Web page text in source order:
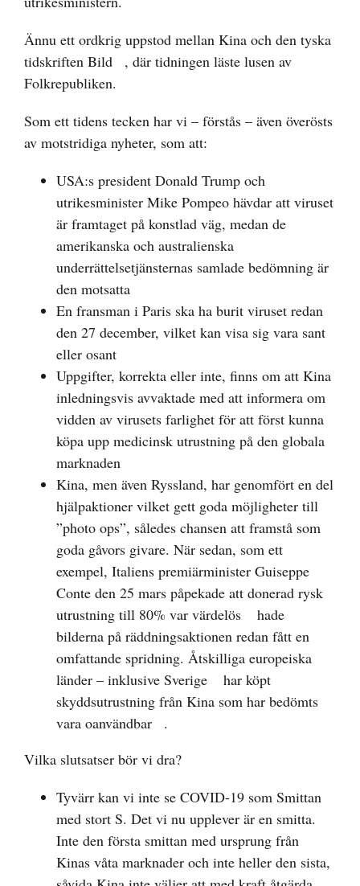
Ännu ett ordkrig uppstod mellan Kina och den tyska
tidskriften Bild
, där tidningen läste lusen av
Folkrepubliken.
Som ett tidens tecken har vi – förstås – även överösts
av motstridiga nyheter, som att:
USA:s president Donald Trump och
utrikesminister Mike Pompeo hävdar att viruset
är framtaget på konstlad väg, medan de
amerikanska och australienska
underrättelsetjänsternas samlade bedömning är
den motsatta
En fransman i Paris ska ha burit viruset redan
den 27 december, vilket kan visa sig vara sant
eller osant
Uppgifter, korrekta eller inte, finns om att Kina
inledningsvis avvaktade med att informera om
vidden av virusets farlighet för att först kunna
köpa upp medicinsk utrustning på den globala
marknaden
Kina, men även Ryssland, har genomfört en del
hjälpaktioner vilket gett goda möjligheter till
”photo ops”, således chansen att framstå som
goda gåvors givare. När sedan, som ett
exempel, Italiens premiärminister Guiseppe
Conte den 25 mars påpekade att donerad rysk
utrustning till 80% var värdelös
hade
bilderna på räddningsaktionen redan fått en
omfattande spridning. Åtskilliga europeiska
länder – inklusive Sverige
har köpt
skyddsutrustning från Kina som har bedömts
vara oanvändbar
.
Vilka slutsatser bör vi dra?
Tyvärr kan vi inte se COVID-19 som Smittan
med stort S. Det vi nu upplever är en smitta.
Inte den första smittan med ursprung från
Kinas våta marknader och inte heller den sista,